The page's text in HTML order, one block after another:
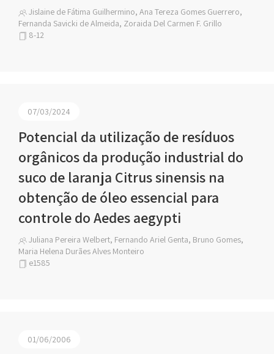
Jislaine de Fátima Guilhermino, Ana Tereza Gomes Guerrero,
Fernanda Savicki de Almeida, Zoraida Del Carmen F. Grillo
8-12
07/03/2024
Potencial da utilização de resíduos
orgânicos da produção industrial do
suco de laranja Citrus sinensis na
obtenção de óleo essencial para
controle do Aedes aegypti
Juliana Pereira Welbert, Fernando Ariel Genta, Bruno Gomes,
Maria Helena Durães Alves Monteiro
e1585
01/06/2006